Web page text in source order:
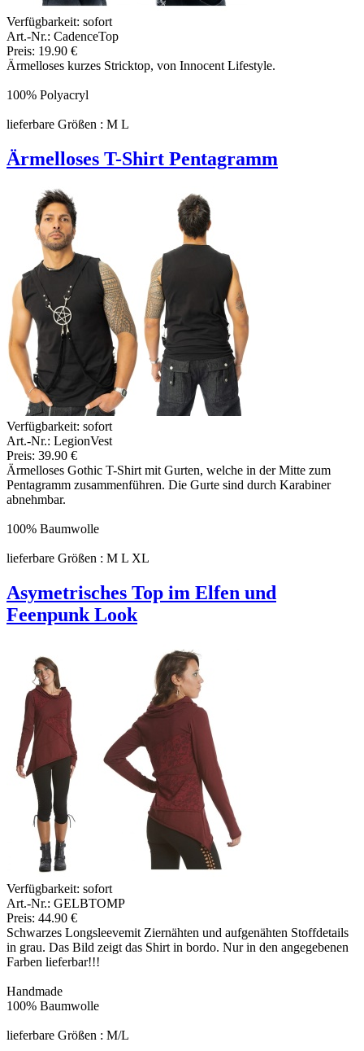
Verfügbarkeit: sofort
Art.-Nr.: CadenceTop
Preis: 19.90 €
Ärmelloses kurzes Stricktop, von Innocent Lifestyle.
100% Polyacryl
lieferbare Größen : M L
Ärmelloses T-Shirt Pentagramm
Verfügbarkeit: sofort
Art.-Nr.: LegionVest
Preis: 39.90 €
Ärmelloses Gothic T-Shirt mit Gurten, welche in der Mitte zum
Pentagramm zusammenführen. Die Gurte sind durch Karabiner
abnehmbar.
100% Baumwolle
lieferbare Größen : M L XL
Asymetrisches Top im Elfen und
Feenpunk Look
Verfügbarkeit: sofort
Art.-Nr.: GELBTOMP
Preis: 44.90 €
Schwarzes Longsleevemit Ziernähten und aufgenähten Stoffdetails
in grau. Das Bild zeigt das Shirt in bordo. Nur in den angegebenen
Farben lieferbar!!!
Handmade
100% Baumwolle
lieferbare Größen : M/L